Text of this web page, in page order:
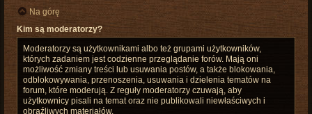
Na górę
Kim są moderatorzy?
Moderatorzy są użytkownikami albo też grupami użytkowników,
których zadaniem jest codzienne przeglądanie forów. Mają oni
możliwość zmiany treści lub usuwania postów, a także blokowania,
odblokowywania, przenoszenia, usuwania i dzielenia tematów na
forum, które moderują. Z reguły moderatorzy czuwają, aby
użytkownicy pisali na temat oraz nie publikowali niewłaściwych i
obraźliwych materiałów.